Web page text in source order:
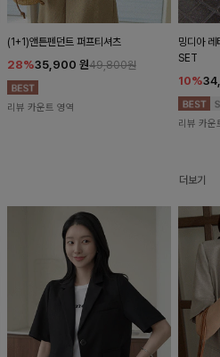
(1+1)앤튼펜던트 퍼프티셔츠
28%35,900 원49,800원
리뷰 카운트 영역
밍디아 레
SET
10%
리뷰 카운
더보기